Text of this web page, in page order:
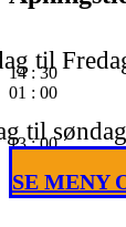
til
14 : 30
01 : 00
til søndag
13: 00
SE MENY